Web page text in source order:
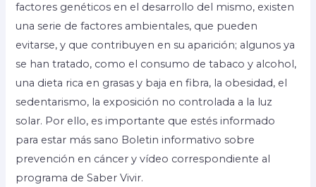
factores genéticos en el desarrollo del mismo, existen
una serie de factores ambientales, que pueden
evitarse, y que contribuyen en su aparición; algunos ya
se han tratado, como el consumo de tabaco y alcohol,
una dieta rica en grasas y baja en fibra, la obesidad, el
sedentarismo, la exposición no controlada a la luz
solar. Por ello, es importante que estés informado
para estar más sano Boletin informativo sobre
prevención en cáncer y vídeo correspondiente al
programa de Saber Vivir.